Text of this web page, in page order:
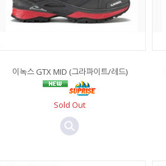
이녹스 GTX MID (그라파이트/레드)
Sold Out